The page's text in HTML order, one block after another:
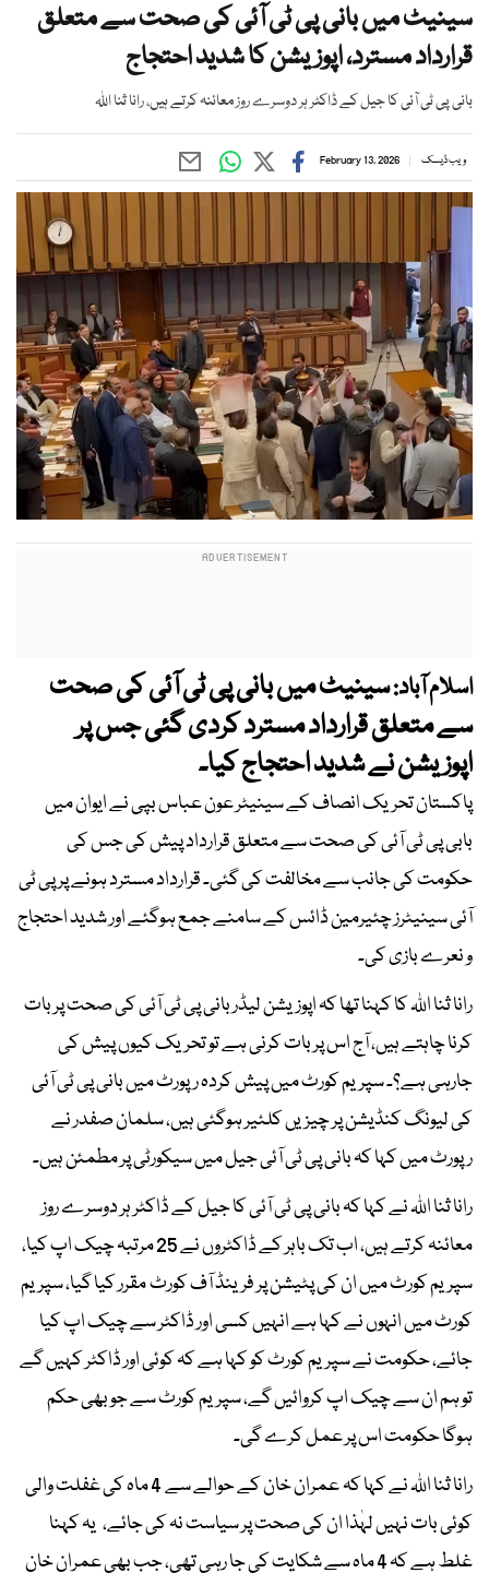
سینیٹ میں بانی پی ٹی آئی کی صحت سے متعلق
قرارداد مسترد، اپوزیشن کا شدید احتجاج
بانی پی ٹی آئی کا جیل کے ڈاکٹر ہر دوسرے روز معائنہ کرتے ہیں، رانا ثنا اللہ
ویب ڈیسک February 13, 2026
اسلام آباد:سینیٹ میں بانی پی ٹی آئی کی صحت
سے متعلق قرارداد مسترد کردی گئی جس پر
اپوزیشن نے شدید احتجاج کیا۔
پاکستان تحریک انصاف کے سینیٹر عون عباس بپی نے ایوان میں
بابی پی ٹی آئی کی صحت سے متعلق قرارداد پیش کی جس کی
حکومت کی جانب سے مخالفت کی گئی۔ قرارداد مسترد ہونے پر پی ٹی
آئی سینیٹرز چئیرمین ڈائس کے سامنے جمع ہوگئے اور شدید احتجاج
و نعرے بازی کی۔
رانا ثنا اللہ کا کہنا تھا کہ اپوزیشن لیڈر بانی پی ٹی آئی کی صحت پر بات
کرنا چاہتے ہیں، آج اس پر بات کرنی ہے تو تحریک کیوں پیش کی
جارہی ہے؟۔ سپریم کورٹ میں پیش کردہ رپورٹ میں بانی پی ٹی آئی
کی لیونگ کنڈیشن پر چیزیں کلئیر ہوگئی ہیں، سلمان صفدر نے
رپورٹ میں کہا کہ بانی پی ٹی آئی جیل میں سیکورٹی پر مطمئن ہیں۔
رانا ثنا اللہ نے کہا کہ بانی پی ٹی آئی کا جیل کے ڈاکٹر ہر دوسرے روز
معائنہ کرتے ہیں، اب تک باہر کے ڈاکٹروں نے 25 مرتبہ چیک اپ کیا،
سپریم کورٹ میں ان کی پٹیشن پر فرینڈ آف کورٹ مقرر کیا گیا، سپریم
کورٹ میں انہوں نے کہا ہے انہیں کسی اور ڈاکٹر سے چیک اپ کیا
جائے، حکومت نے سپریم کورٹ کو کہا ہے کہ کوئی اور ڈاکٹر کہیں گے
تو ہم ان سے چیک اپ کروائیں گے، سپریم کورٹ سے جو بھی حکم
ہوگا حکومت اس پر عمل کرے گی۔
رانا ثنا اللہ نے کہا کہ عمران خان کے حوالے سے 4 ماہ کی غفلت والی
کوئی بات نہیں لہٰذا ان کی صحت پر سیاست نہ کی جائے، یہ کہنا
غلط ہے کہ 4 ماہ سے شکایت کی جا رہی تھی، جب بھی عمران خان